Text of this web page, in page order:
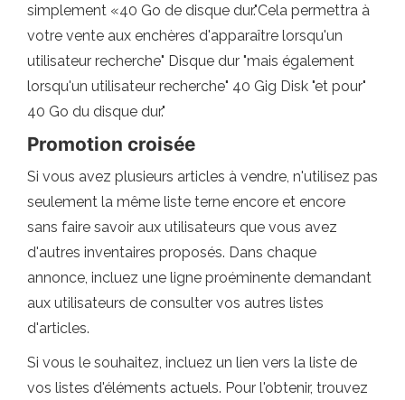
simplement «40 Go de disque dur."Cela permettra à
votre vente aux enchères d'apparaître lorsqu'un
utilisateur recherche" Disque dur "mais également
lorsqu'un utilisateur recherche" 40 Gig Disk "et pour"
40 Go du disque dur."
Promotion croisée
Si vous avez plusieurs articles à vendre, n'utilisez pas
seulement la même liste terne encore et encore
sans faire savoir aux utilisateurs que vous avez
d'autres inventaires proposés. Dans chaque
annonce, incluez une ligne proéminente demandant
aux utilisateurs de consulter vos autres listes
d'articles.
Si vous le souhaitez, incluez un lien vers la liste de
vos listes d'éléments actuels. Pour l'obtenir, trouvez